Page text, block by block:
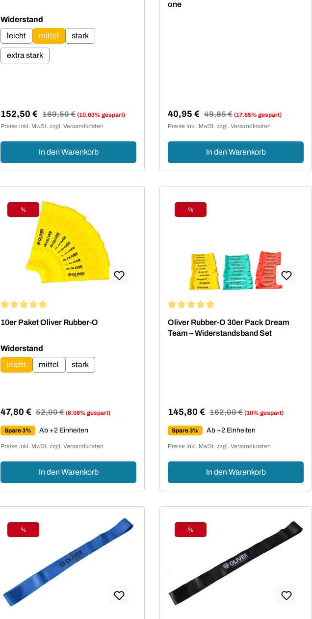
Widerstand
leicht
mittel stark
extra stark
Verkaufspreis:
152,50 € Regulärer Preis:
169,50 € (10.03% gespart)
Preise inkl. MwSt. zzgl. Versandkosten
In den Warenkorb
one
Verkaufspreis:
40,95 € Regulärer Preis:
49,85 € (17.85% gespart)
Preise inkl. MwSt. zzgl. Versandkosten
In den Warenkorb
Rabatt
%
10er Paket Oliver Rubber-O
Widerstand
leicht
mittel stark
Verkaufspreis:
47,80 € Regulärer Preis:
52,00 € (8.08% gespart)
Spare 3% Ab +2 Einheiten
Preise inkl. MwSt. zzgl. Versandkosten
In den Warenkorb
Rabatt
%
Oliver Rubber-O 30er Pack Dream
Team – Widerstandsband Set
Verkaufspreis:
145,80 € Regulärer Preis:
162,00 € (10% gespart)
Spare 3% Ab +2 Einheiten
Preise inkl. MwSt. zzgl. Versandkosten
In den Warenkorb
Rabatt
%
Rabatt
%